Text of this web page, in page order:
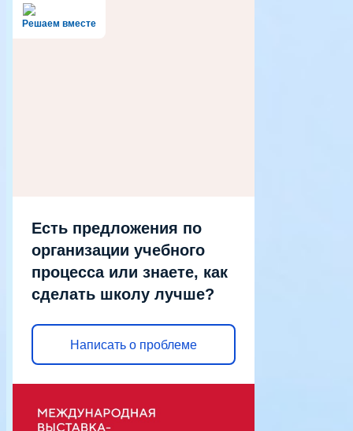
Решаем вместе
Есть предложения по
организации учебного
процесса или знаете, как
сделать школу лучше?
Написать о проблеме